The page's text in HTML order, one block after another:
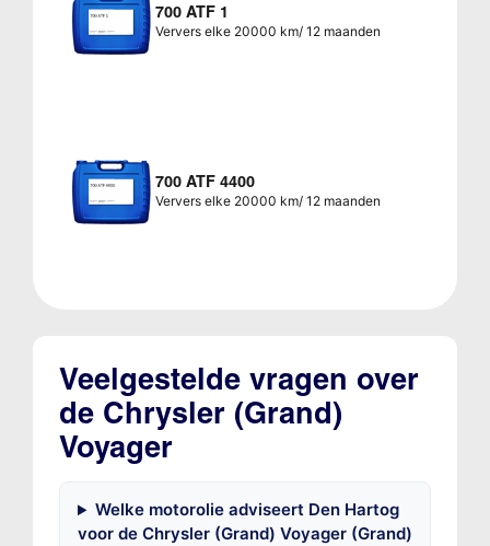
700 ATF 1
Ververs elke 20000 km/ 12 maanden
700 ATF 4400
Ververs elke 20000 km/ 12 maanden
Veelgestelde vragen over
de Chrysler (Grand)
Voyager
Welke motorolie adviseert Den Hartog
voor de Chrysler (Grand) Voyager (Grand)